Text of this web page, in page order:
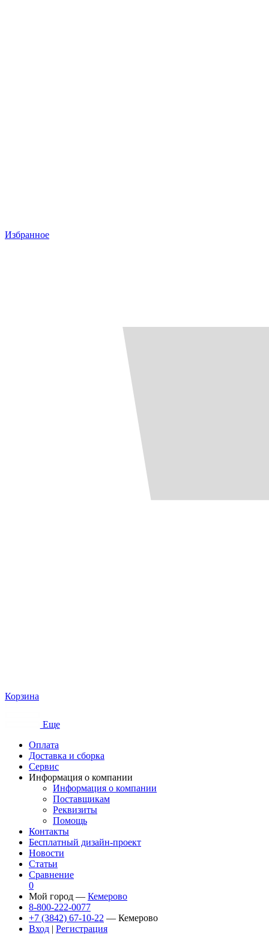
Избранное
Корзина
Еще
Оплата
Доставка и сборка
Сервис
Информация о компании
Информация о компании
Поставщикам
Реквизиты
Помощь
Контакты
Бесплатный дизайн-проект
Новости
Статьи
Сравнение
0
Мой город — Кемерово
8-800-222-0077
+7 (3842) 67-10-22 — Кемерово
Вход | Регистрация